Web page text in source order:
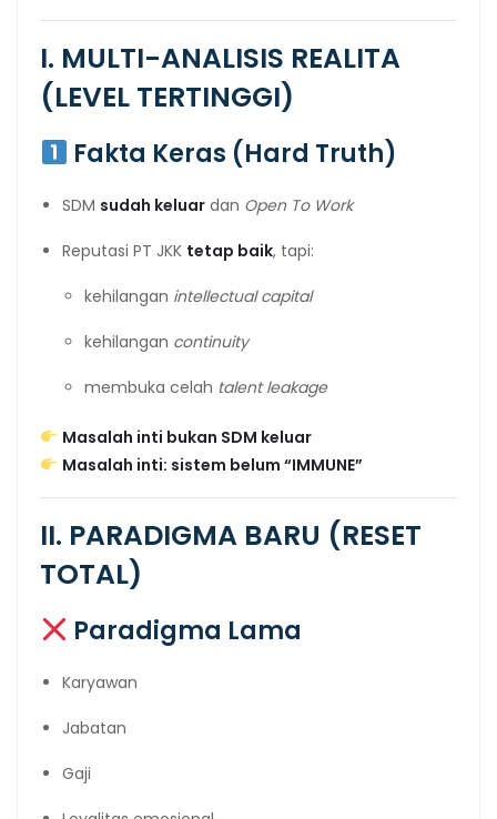
I. MULTI-ANALISIS REALITA
(LEVEL TERTINGGI)
Fakta Keras (Hard Truth)
SDM sudah keluar dan Open To Work
Reputasi PT JKK tetap baik, tapi:
kehilangan intellectual capital
kehilangan continuity
membuka celah talent leakage
Masalah inti bukan SDM keluar
Masalah inti: sistem belum “IMMUNE”
II. PARADIGMA BARU (RESET
TOTAL)
Paradigma Lama
Karyawan
Jabatan
Gaji